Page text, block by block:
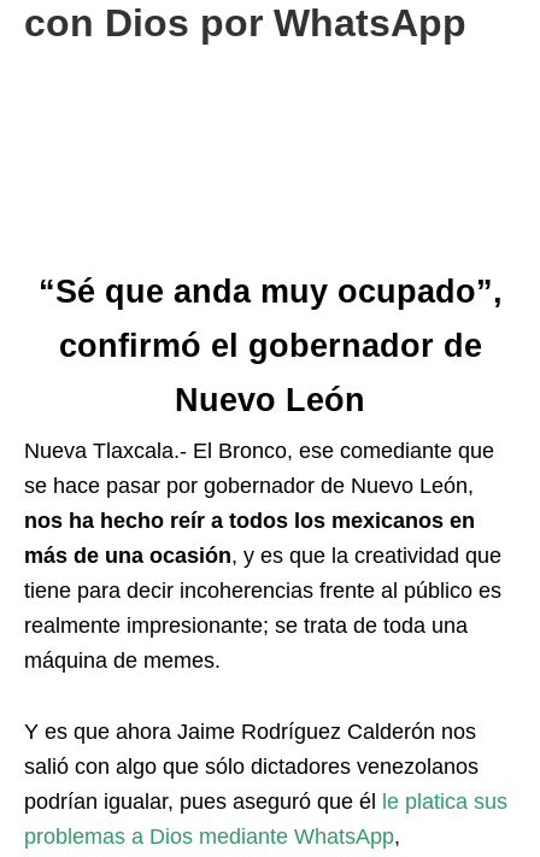
con Dios por WhatsApp
“Sé que anda muy ocupado”,
confirmó el gobernador de
Nuevo León
Nueva Tlaxcala.- El Bronco, ese comediante que
se hace pasar por gobernador de Nuevo León,
nos ha hecho reír a todos los mexicanos en
más de una ocasión, y es que la creatividad que
tiene para decir incoherencias frente al público es
realmente impresionante; se trata de toda una
máquina de memes.
Y es que ahora Jaime Rodríguez Calderón nos
salió con algo que sólo dictadores venezolanos
podrían igualar, pues aseguró que él
le platica sus
problemas a Dios mediante WhatsApp,